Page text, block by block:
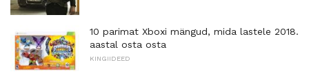
10 parimat Xboxi mängud, mida lastele 2018.
aastal osta osta
KINGIIDEED